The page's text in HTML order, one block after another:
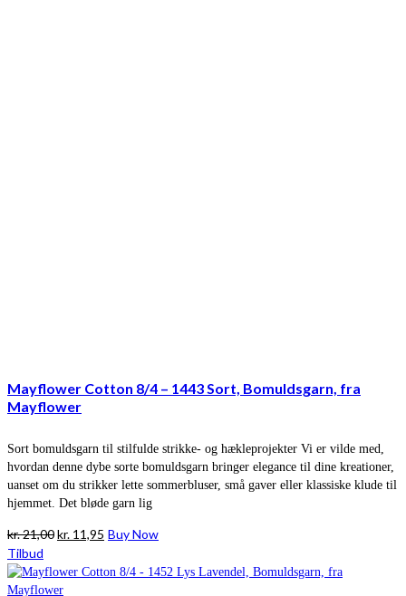
Mayflower Cotton 8/4 – 1443 Sort, Bomuldsgarn, fra
Mayflower
Sort bomuldsgarn til stilfulde strikke- og hækleprojekter Vi er vilde med,
hvordan denne dybe sorte bomuldsgarn bringer elegance til dine kreationer,
uanset om du strikker lette sommerbluser, små gaver eller klassiske klude til
hjemmet. Det bløde garn lig
kr.21,00Den
pris
var:
kr. 11,95 Den
pris
Buy Now
Tilbud